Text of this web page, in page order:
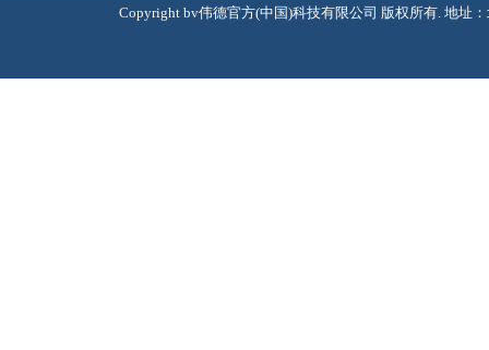
Copyright bv伟德官方(中国)科技有限公司 版权所有. 地址